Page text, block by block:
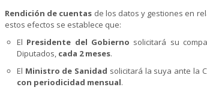
Rendición de cuentas de los datos y gestiones en
estos efectos se establece que:
El Presidente del Gobierno solicitará su
Diputados, cada 2 meses.
El Ministro de Sanidad solicitará la suya ante la
con periodicidad mensual.